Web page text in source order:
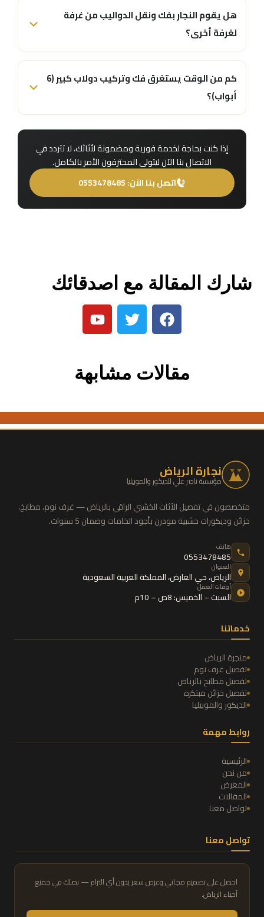
هل يقوم النجار بفك ونقل الدواليب من غرفة
لغرفة أخرى؟
كم من الوقت يستغرق فك وتركيب دولاب كبير (6
أبواب)؟
إذا كنت بحاجة لخدمة فورية ومضمونة لأثاثك، لا تتردد في
الاتصال بنا الآن ليتولى المحترفون الأمر بالكامل.
اتصل بنا الآن: 0553478485
شارك المقالة مع اصدقائك
مقالات مشابهة
نجارة الرياض
مؤسسة ناصر علي للديكور والموبيليا
متخصصون في تفصيل الأثاث الخشبي الراقي بالرياض — غرف نوم، مطابخ،
خزائن وديكورات خشبية مودرن بأجود الخامات وضمان 5 سنوات.
هاتف
0553478485
العنوان
الرياض،حي العارض،المملكة العربية السعودية
أوقات العمل
السبت – الخميس: 8ص – 10م
خدماتنا
منجرة الرياض
تفصيل غرف نوم
تفصيل مطابخ بالرياض
تفصيل خزائن مبتكرة
الديكور والموبيليا
روابط مهمة
الرئيسية
من نحن
المعرض
المقالات
تواصل معنا
تواصل معنا
احصل على تصميم مجاني وعرض سعر بدون أي التزام — نصلك في جميع
أحياء الرياض.